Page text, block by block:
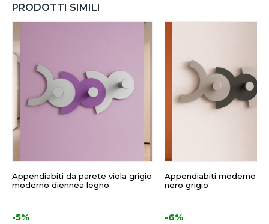
PRODOTTI SIMILI
Appendiabiti da parete viola grigio
moderno diennea legno
-5%
Appendiabiti moderno
nero grigio
-6%